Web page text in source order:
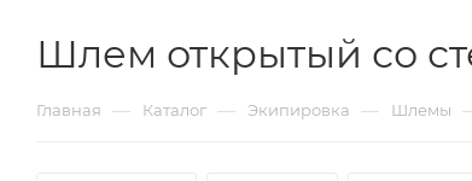
Шлем открытый со
Главная — Каталог — Экипировка — Шлемы